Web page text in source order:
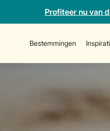
Profiteer nu van
Bestemmingen